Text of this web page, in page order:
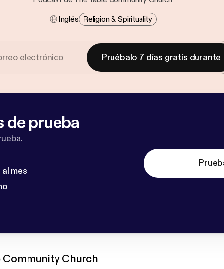
Inglés Religion & Spirituality
Pruébalo 7 días gratis durante
de prueba
mes
Community Church